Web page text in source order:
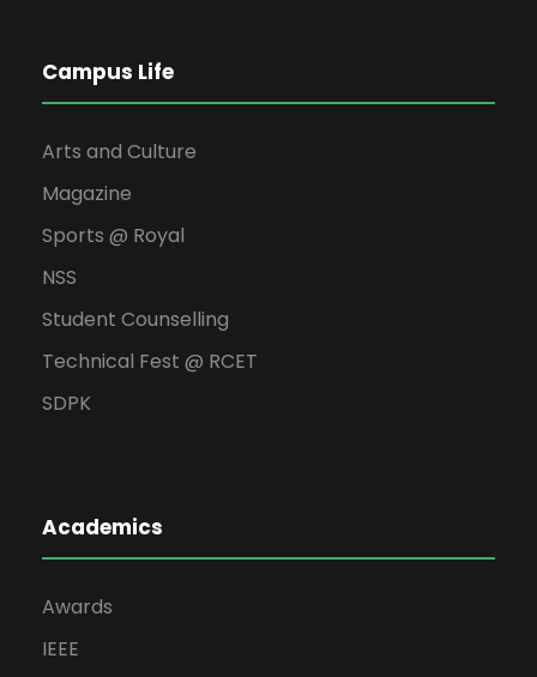
Campus Life
Arts and Culture
Magazine
Sports @ Royal
NSS
Student Counselling
Technical Fest @ RCET
SDPK
Academics
Awards
IEEE